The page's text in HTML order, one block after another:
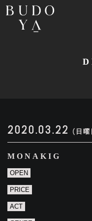
2020.03.22 (日曜
MONAKIG
OPEN
PRICE
ACT